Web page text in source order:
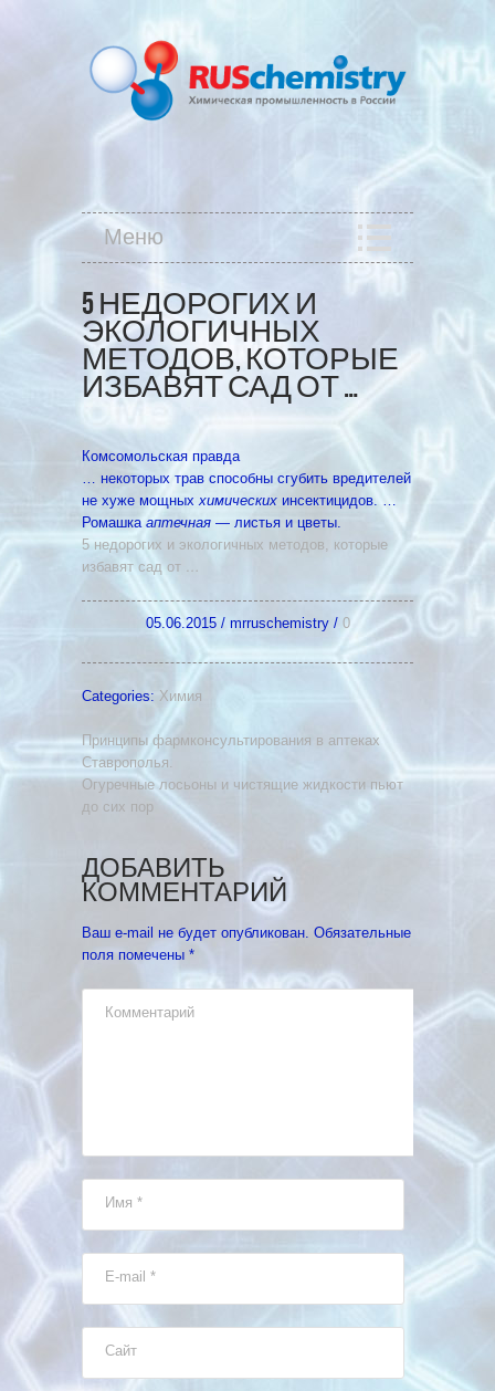
Меню
5 НЕДОРОГИХ И
ЭКОЛОГИЧНЫХ
МЕТОДОВ, КОТОРЫЕ
ИЗБАВЯТ САД ОТ …
Комсомольская правда
… некоторых трав способны сгубить вредителей
не хуже мощныххимических инсектицидов. …
Ромашка аптечная — листья и цветы.
5 недорогих и экологичных методов, которые
избавят сад от …
05.06.2015/ mrruschemistry/ 0
Categories: Химия
Принципы фармконсультирования в аптеках
Ставрополья.
Огуречные лосьоны и чистящие жидкости пьют
до сих пор
ДОБАВИТЬ
КОММЕНТАРИЙ
Ваш e-mail не будет опубликован. Обязательные
поля помечены *
Комментарий
Имя *
E-mail *
Сайт